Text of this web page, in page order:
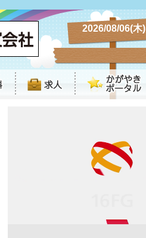
2026/08/06(木)